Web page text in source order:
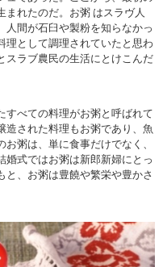
まれたのだ。お粥 はスラヴ人
人間が石臼や製粉を知らなかっ
理として調理されていたと思わ
スラブ農民の生活にとけこんだ
すべての料理がお粥と呼ばれて
造された料理もお粥であり、魚
粥は、単に食事だけでなく、
婚式ではお粥は新郎新婦にとっ
、お粥は豊饒や繁栄や豊かさ